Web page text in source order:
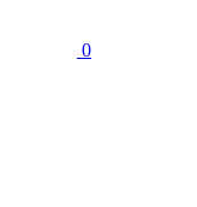
0